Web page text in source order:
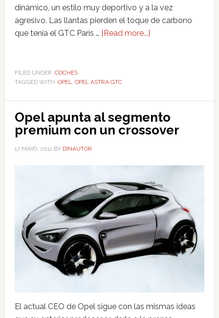
dinámico, un estilo muy deportivo y a la vez
agresivo. Las llantas pierden el toque de carbono
que tenía el GTC París … [Read more...]
FILED UNDER: COCHES
TAGGED WITH: OPEL, OPEL ASTRA GTC
Opel apunta al segmento
premium con un crossover
17 MAYO, 2011BY DINAUTOR
El actual CEO de Opel sigue con las mismas ideas